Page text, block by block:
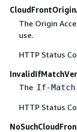
The Origin
use.
HTTP Status
The If-Match
HTTP Status